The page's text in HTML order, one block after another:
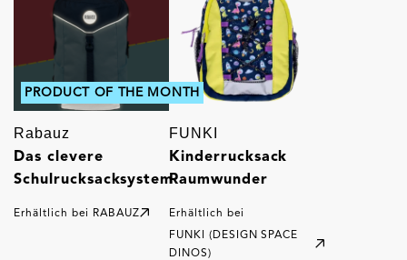
PRODUCT OF THE MONTH
Rabauz
Das clevere
Schulrucksacksystem
Erhältlich bei RABAUZ
FUNKI
Kinderrucksack
Raumwunder
Erhältlich bei
FUNKI (DESIGN SPACE
DINOS)